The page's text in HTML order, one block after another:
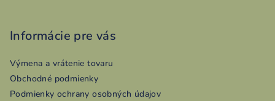
Informácie pre vás
Výmena a vrátenie tovaru
Obchodné podmienky
Podmienky ochrany osobných údajov